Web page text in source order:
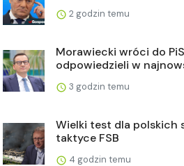
2 godzin temu
Morawiecki wróci do
odpowiedzieli w
3 godzin temu
Wielki test dla polskich
taktyce FSB
4 godzin temu